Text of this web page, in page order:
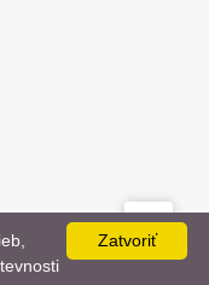
Zatvoriť